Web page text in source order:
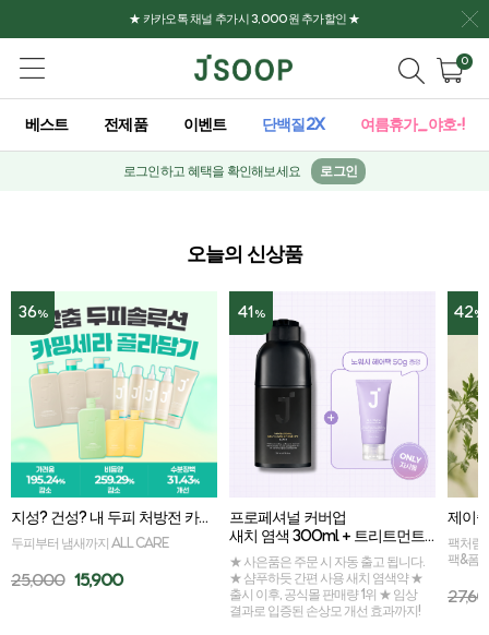
★ 카카오톡 채널 추가시 3,000원 추가할인 ★
0
베스트 전제품 이벤트 단백질2X 여름휴가_야호-!
로그인하고 혜택을 확인해보세요 로그인
오늘의 신상품
36%
지성? 건성? 내 두피 처방전 카밍세라 골라담기
두피부터 냄새까지 ALL CARE
25,000 15,900
41%
프로페셔널 커버업
새치 염색 300ml + 트리트먼트 50ml 증정
★ 사은품은 주문 시 자동 출고 됩니다.
★ 샴푸하듯 간편 사용 새치 염색약 ★
출시 이후, 공식몰 판매량 1위 ★ 임상
결과로 입증된 손상모 개선 효과까지!
42%
팩처럼
팩&폼